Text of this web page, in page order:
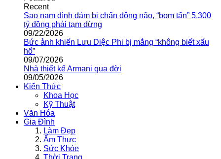
Recent
Sao nam đình đám bị chấn động não, “bom tấn” 5.300
tỷ đồng phải tạm dừng
09/22/2026
Bức ảnh khiến Lưu Diệc Phi bị mắng “không biết xấu
hổ”
09/07/2026
Nhà thiết kế Armani qua đời
09/05/2026
Kiến Thức
Khoa Học
Kỹ Thuật
Văn Hóa
Gia Đình
Làm Đẹp
Ẩm Thực
Sức Khỏe
Thời Trang